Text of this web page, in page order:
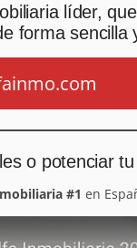
líder,
forma sencilla
o potenciar
#1 en